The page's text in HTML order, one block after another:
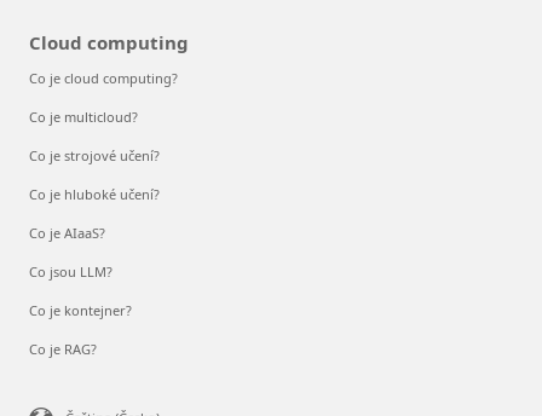
Cloud computing
Co je cloud computing?
Co je multicloud?
Co je strojové učení?
Co je hluboké učení?
Co je AIaaS?
Co jsou LLM?
Co je kontejner?
Co je RAG?